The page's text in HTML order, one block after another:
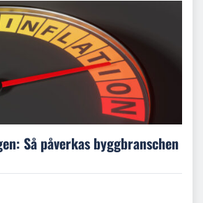
Så påverkas byggbranschen